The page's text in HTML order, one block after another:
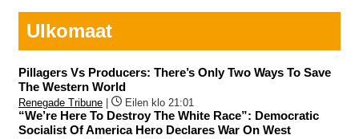
Ulkomaat
Pillagers Vs Producers: There’s Only Two Ways To Save
The Western World
Renegade Tribune Eilen klo 21:01
“We’re Here To Destroy The White Race”: Democratic
Socialist Of America Hero Declares War On West